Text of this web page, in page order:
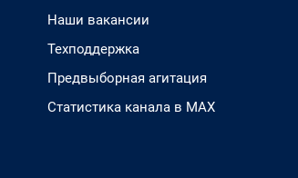
Наши вакансии
Техподдержка
Предвыборная агитация
Статистика канала в MAX